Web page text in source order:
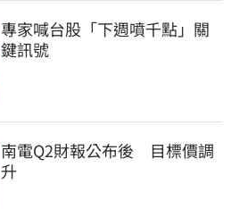
專家喊台股「下週噴千點」關
鍵訊號
南電Q2財報公布後　目標價調
升